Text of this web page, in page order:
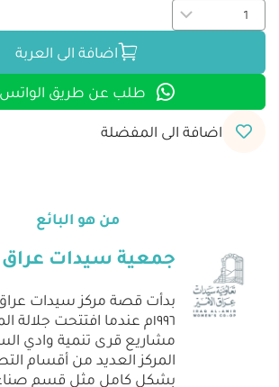
اضافة الى العربة
طلب عن طريق
اضافة الى المفضلة
من هو البائع
جمعية سيدات عراق
بدأت قصة مركز سيدات عراق
١٩٩٦م عندما افتتحت جلالة
مشاريع قرى تنمية وادي
المركز العديد من أقسام
بشكل كامل مثل قسم